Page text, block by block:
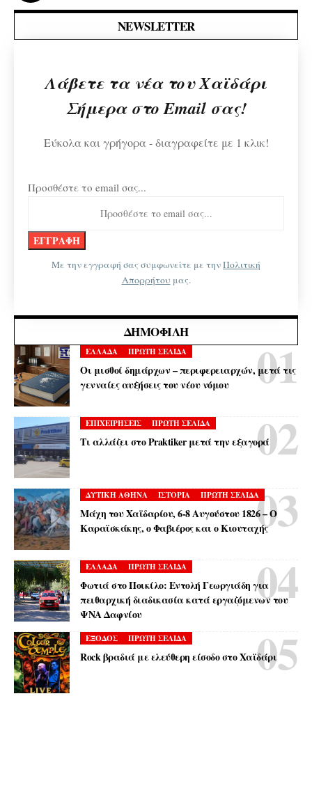
NEWSLETTER
Λάβετε τα νέα του Χαϊδάρι
Σήμερα στο Email σας!
Εύκολα και γρήγορα - διαγραφείτε με 1 κλικ!
Προσθέστε το email σας...
Με την εγγραφή σας συμφωνείτε με τηνΠολιτική
Απορρήτου μας.
ΔΗΜΟΦΙΛΉ
ΕΛΛΑΔΑ ΠΡΩΤΗ ΣΕΛΙΔΑ
Οι μισθοί δημάρχων – περιφερειαρχών, μετά τις
γενναίες αυξήσεις του νέου νόμου
ΕΠΙΧΕΙΡΗΣΕΙΣ ΠΡΩΤΗ ΣΕΛΙΔΑ
Τι αλλάζει στο Praktiker μετά την εξαγορά
ΔΥΤΙΚΗ ΑΘΗΝΑ ΙΣΤΟΡΙΑ ΠΡΩΤΗ ΣΕΛΙΔΑ
Μάχη του Χαϊδαρίου, 6-8 Αυγούστου 1826 – Ο
Καραϊσκάκης, ο Φαβιέρος και ο Κιουταχής
ΕΛΛΑΔΑ ΠΡΩΤΗ ΣΕΛΙΔΑ
Φωτιά στο Ποικίλο: Εντολή Γεωργιάδη για
πειθαρχική διαδικασία κατά εργαζόμενων του
ΨΝΑ Δαφνίου
ΕΞΟΔΟΣ ΠΡΩΤΗ ΣΕΛΙΔΑ
Rock βραδιά με ελεύθερη είσοδο στο Χαϊδάρι